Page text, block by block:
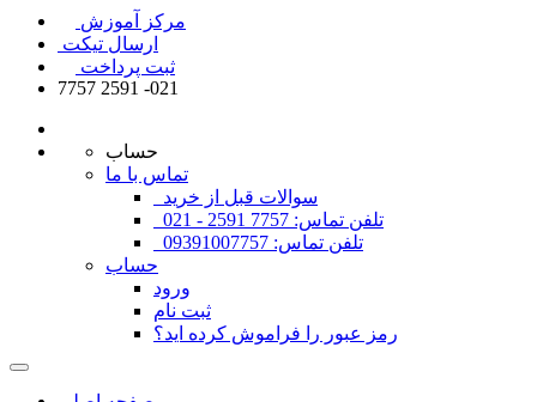
مرکز آموزش
ارسال تیکت
ثبت پرداخت
7757 2591 -021
حساب
تماس با ما
سوالات قبل از خرید
تلفن تماس: 7757 2591 - 021
تلفن تماس: 09391007757
حساب
ورود
ثبت نام
رمز عبور را فراموش کرده اید؟